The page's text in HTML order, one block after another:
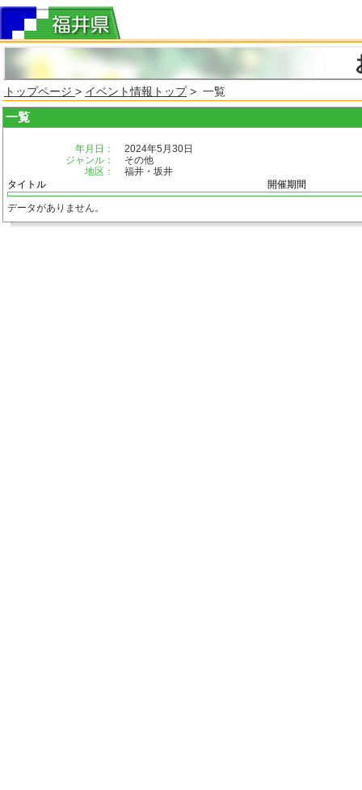
トップページ > イベント情報トップ> 一覧
一覧
年月日：
2024年5月30日
ジャンル：
その他
地区：
福井・坂井
タイトル
開催期間
データがありません。